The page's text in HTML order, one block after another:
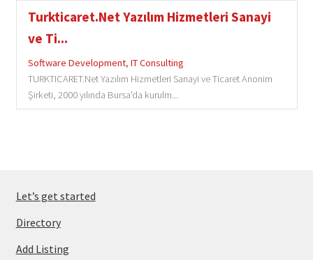
Turkticaret.Net Yazılım Hizmetleri Sanayi
ve Ti...
Software Development, IT Consulting
TURKTICARET.Net Yazılım Hizmetleri Sanayi ve Ticaret Anonim
Şirketi, 2000 yılında Bursa'da kurulm...
Let’s get started
Directory
Add Listing